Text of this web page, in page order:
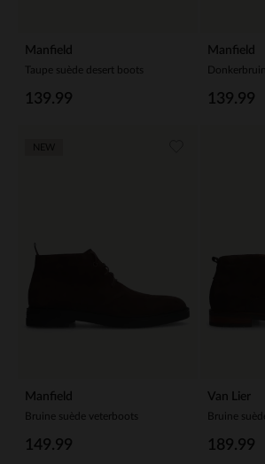
Manfield
Taupe suède desert boots
139.99
Manfield
139.99
Manfield
Bruine suède veterboots
149.99
Van Lier
Bruine
189.99